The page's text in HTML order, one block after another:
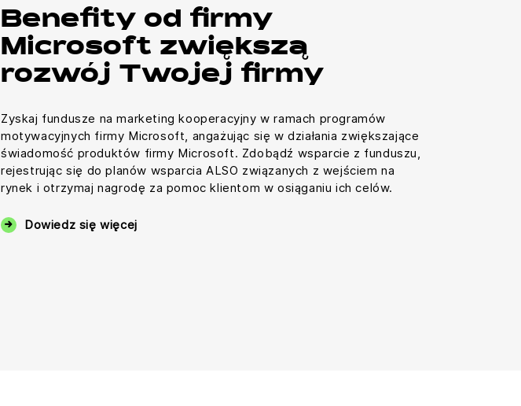
Benefity od firmy
Microsoft zwiększą
rozwój Twojej firmy
Zyskaj fundusze na marketing kooperacyjny w ramach programów
motywacyjnych firmy Microsoft, angażując się w działania zwiększające
świadomość produktów firmy Microsoft. Zdobądź wsparcie z funduszu,
rejestrując się do planów wsparcia ALSO związanych z wejściem na
rynek i otrzymaj nagrodę za pomoc klientom w osiąganiu ich celów.
Dowiedz się więcej